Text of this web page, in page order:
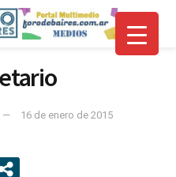
16 de enero de 2015